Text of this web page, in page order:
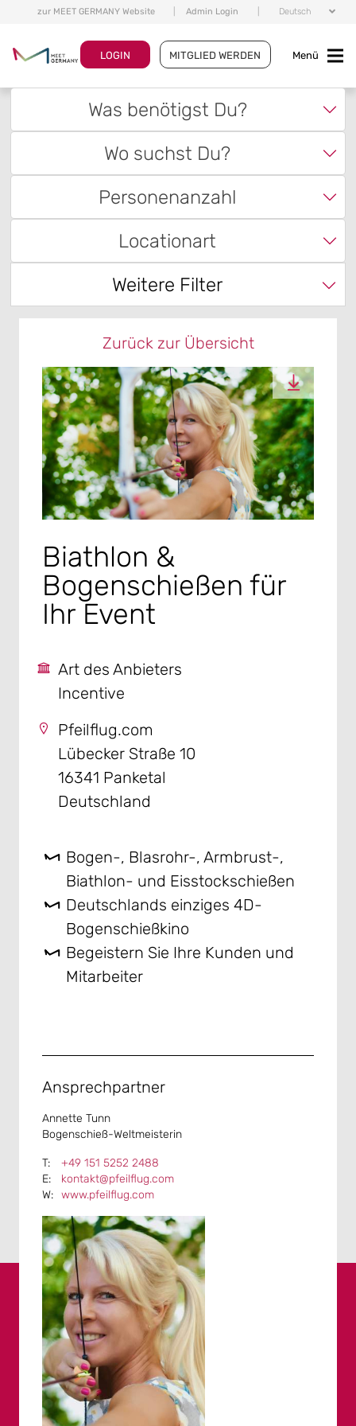
zur MEET GERMANY Website Admin Login Deutsch
LOGIN MITGLIED WERDEN Menü
Was benötigst Du?
Wo suchst Du?
Personenanzahl
Locationart
Weitere Filter
Zurück zur Übersicht
Biathlon &
Bogenschießen für
Ihr Event
Art des Anbieters
Incentive
Pfeilflug.com
Lübecker Straße 10
16341 Panketal
Deutschland
Bogen-, Blasrohr-, Armbrust-,
Biathlon- und Eisstockschießen
Deutschlands einziges 4D-
Bogenschießkino
Begeistern Sie Ihre Kunden und
Mitarbeiter
Ansprechpartner
Annette Tunn
Bogenschieß-Weltmeisterin
+49 151 5252 2488
kontakt@pfeilflug.com
www.pfeilflug.com